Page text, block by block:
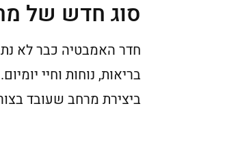
סוג חדש של
חדר האמבטיה כבר לא
בריאות, נוחות וחיי
ביצירת מרחב שעובד